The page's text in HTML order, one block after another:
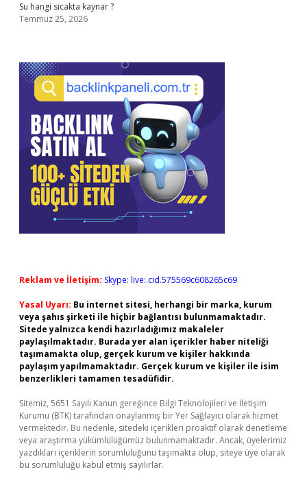
Su hangi sıcakta kaynar ?
Temmuz 25, 2026
Reklam ve İletişim: Skype: live:.cid.575569c608265c69
Yasal Uyarı: Bu internet sitesi, herhangi bir marka, kurum
veya şahıs şirketi ile hiçbir bağlantısı bulunmamaktadır.
Sitede yalnızca kendi hazırladığımız makaleler
paylaşılmaktadır. Burada yer alan içerikler haber niteliği
taşımamakta olup, gerçek kurum ve kişiler hakkında
paylaşım yapılmamaktadır. Gerçek kurum ve kişiler ile isim
benzerlikleri tamamen tesadüfidir.
Sitemiz, 5651 Sayılı Kanun gereğince Bilgi Teknolojileri ve İletişim
Kurumu (BTK) tarafından onaylanmış bir Yer Sağlayıcı olarak hizmet
vermektedir. Bu nedenle, sitedeki içerikleri proaktif olarak denetleme
veya araştırma yükümlülüğümüz bulunmamaktadır. Ancak, üyelerimiz
yazdıkları içeriklerin sorumluluğunu taşımakta olup, siteye üye olarak
bu sorumluluğu kabul etmiş sayılırlar.